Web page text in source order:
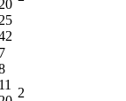
20
25
7
11
2